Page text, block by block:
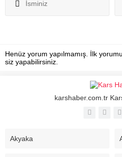
Henüz yorum yapılmamış. İlk
siz yapabilirsiniz.
karshaber.com.tr
Akyaka